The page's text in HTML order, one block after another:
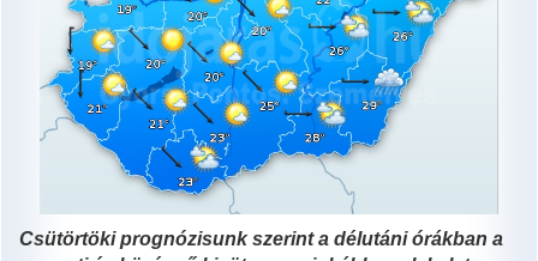
Csütörtöki prognózisunk szerint a délutáni órákban a